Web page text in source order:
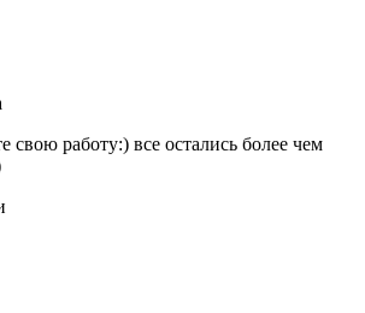
свою работу:) все остались более чем